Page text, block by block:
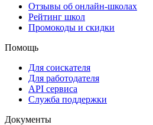
Отзывы об онлайн-школах
Рейтинг школ
Промокоды и скидки
Помощь
Для соискателя
Для работодателя
API сервиса
Служба поддержки
Документы